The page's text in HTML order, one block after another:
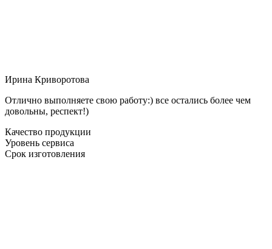
Ирина Криворотова
Отлично выполняете свою работу:) все остались более чем
довольны, респект!)
Качество продукции
Уровень сервиса
Срок изготовления